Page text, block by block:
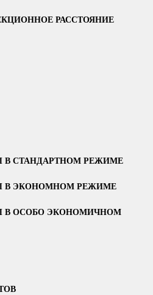
РАССТОЯНИЕ
СТАНДАРТНОМ РЕЖИМЕ
В ЭКОНОМНОМ РЕЖИМЕ
В ОСОБО ЭКОНОМИЧНОМ